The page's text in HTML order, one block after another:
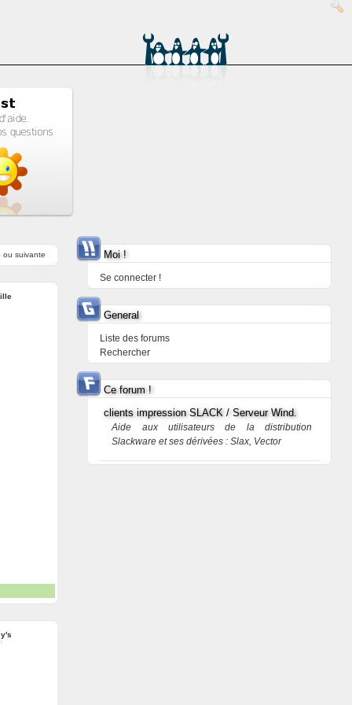
ou suivante Moi !
Se connecter !
General
Liste des forums
Rechercher
Ce forum !
clients impression SLACK / Serveur Wind.
Aide aux utilisateurs de la distribution
Slackware et ses dérivées : Slax, Vector